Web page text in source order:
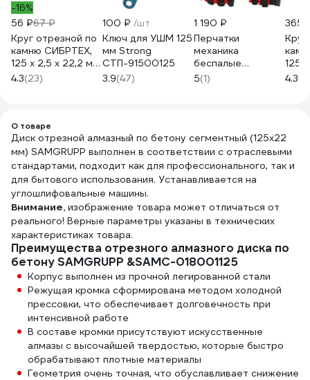
-16%
56 ₽67 ₽
Круг отрезной по
камню СИБРТЕХ,
125 х 2,5 х 22,2 мм,
84прC+16прB
743667
4.3(23)
100 ₽ /шт
Ключ для УШМ 125
мм Strong
СТП-91500125
3.9(47)
1 190 ₽
Перчатки
механика
беспалые
WORKPRO PRO L
(дышащий
,ширина по ладони
112мм) , WP371019
5(1)
365
T42
4.3
О товаре
Диск отрезной алмазный по бетону сегментный (125х22
мм) SAMGRUPP выполнен в соответствии с отраслевыми
стандартами, подходит как для профессионального, так и
для бытового использования. Устанавливается на
углошлифовальные машины.
Внимание, изображение товара может отличаться от
реального! Верные параметры указаны в технических
характеристиках товара.
Преимущества отрезного алмазного диска по
бетону SAMGRUPP &SAMC-018001125
Корпус выполнен из прочной легированной стали
Режущая кромка сформирована методом холодной
прессовки, что обеспечивает долговечность при
интенсивной работе
В составе кромки присутствуют искусственные
алмазы с высочайшей твердостью, которые быстро
обрабатывают плотные материалы
Геометрия очень точная, что обуславливает снижение